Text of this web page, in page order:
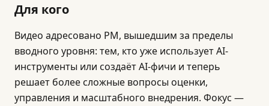
Для кого
Видео адресовано PM, вышедшим за пределы
вводного уровня: тем, кто уже использует AI-
инструменты или создаёт AI-фичи и теперь
решает более сложные вопросы оценки,
управления и масштабного внедрения. Фокус —